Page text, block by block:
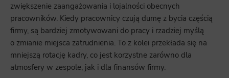
zwiększenie zaangażowania i lojalności obecnych
pracowników. Kiedy pracownicy czują dumę z bycia częścią
firmy, są bardziej zmotywowani do pracy i rzadziej myślą
o zmianie miejsca zatrudnienia. To z kolei przekłada się na
mniejszą rotację kadry, co jest korzystne zarówno dla
atmosfery w zespole, jak i dla finansów firmy.